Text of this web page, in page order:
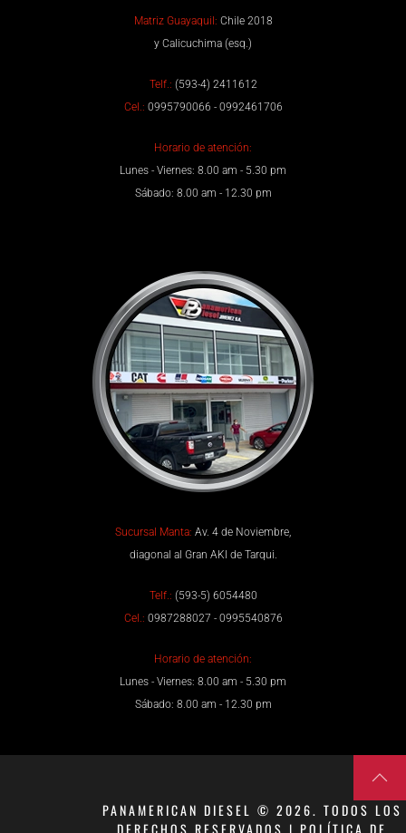
Matriz Guayaquil: Chile 2018
y Calicuchima (esq.)
Telf.: (593-4) 2411612
Cel.: 0995790066 - 0992461706
Horario de atención:
Lunes - Viernes: 8.00 am - 5.30 pm
Sábado: 8.00 am - 12.30 pm
Sucursal Manta: Av. 4 de Noviembre,
diagonal al Gran AKI de Tarqui.
Telf.: (593-5) 6054480
Cel.: 0987288027 - 0995540876
Horario de atención:
Lunes - Viernes: 8.00 am - 5.30 pm
Sábado: 8.00 am - 12.30 pm
PANAMERICAN DIESEL © 2026. TODOS LOS
DERECHOS RESERVADOS | POLÍTICA DE